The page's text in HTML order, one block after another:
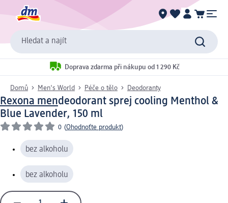
Hledat a najít
Doprava zdarma při nákupu od 1 290 Kč
Domů Men's World Péče o tělo Deodoranty
Rexona mendeodorant sprej cooling Menthol &
Blue Lavender, 150 ml
0 (Ohodnoťte produkt)
bez alkoholu
bez alkoholu